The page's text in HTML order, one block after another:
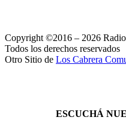
Copyright ©2016 – 2026
Todos los derechos reservados
Otro Sitio de Los Cabrera
ESCUCHÁ